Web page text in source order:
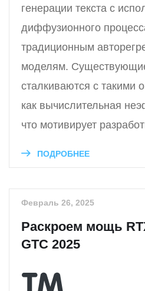
генерации текста с
диффузионного
традиционным
моделям.
сталкиваются с такими
как вычислительная
что мотивирует
ПОДРОБНЕЕ
Февраль 26, 2025
Раскроем мощь
GTC 2025